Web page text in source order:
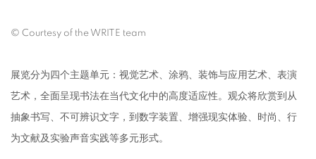
© Courtesy of the WRITE team
展览分为四个主题单元：视觉艺术、涂鸦、装饰与应用艺术、表演
艺术，全面呈现书法在当代文化中的高度适应性。观众将欣赏到从
抽象书写、不可辨识文字，到数字装置、增强现实体验、时尚、行
为文献及实验声音实践等多元形式。